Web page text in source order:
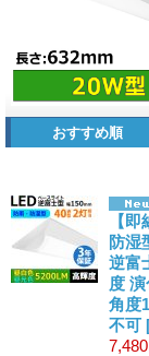
おすすめ順
【
防湿
逆富
度
角度
不可